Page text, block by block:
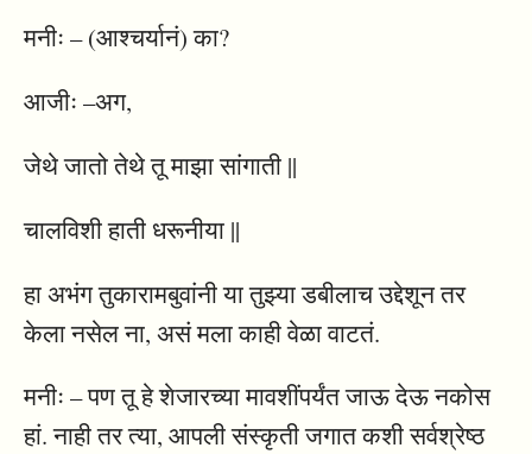
मनीः – (आश्चर्यानं) का?
आजीः –अग,
जेथे जातो तेथे तू माझा सांगाती ||
चालविशी हाती धरूनीया ||
हा अभंग तुकारामबुवांनी या तुझ्या डबीलाच उद्देशून तर
केला नसेल ना, असं मला काही वेळा वाटतं.
मनीः – पण तू हे शेजारच्या मावशींपर्यंत जाऊ देऊ नकोस
हां. नाही तर त्या, आपली संस्कृती जगात कशी सर्वश्रेष्ठ